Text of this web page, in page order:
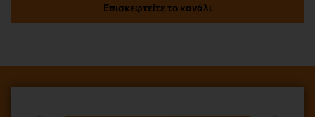
Επισκεφτείτε το κανάλι